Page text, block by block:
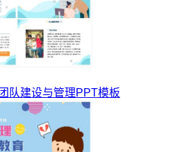
队建设与管理PPT模板